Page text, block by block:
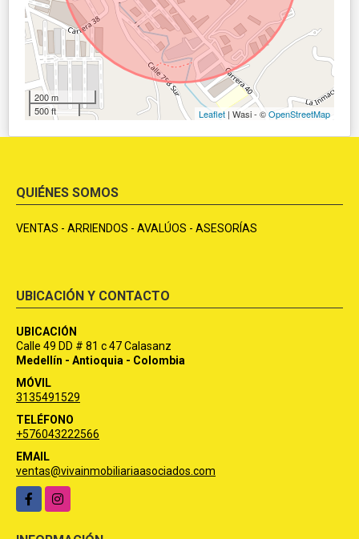
200 m
500 ft
Leaflet | Wasi - ©OpenStreetMap
QUIÉNES SOMOS
VENTAS - ARRIENDOS - AVALÚOS - ASESORÍAS
UBICACIÓN Y CONTACTO
UBICACIÓN
Calle 49 DD # 81 c 47 Calasanz
Medellín - Antioquia - Colombia
MÓVIL
3135491529
TELÉFONO
+576043222566
EMAIL
ventas@vivainmobiliariaasociados.com
FacebookInstagram